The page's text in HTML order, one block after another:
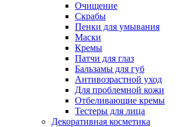
Очищение
Скрабы
Пенки для умывания
Маски
Кремы
Патчи для глаз
Бальзамы для губ
Антивозрастной уход
Для проблемной кожи
Oтбеливающие кремы
Тестеры для лица
Декоративная косметика